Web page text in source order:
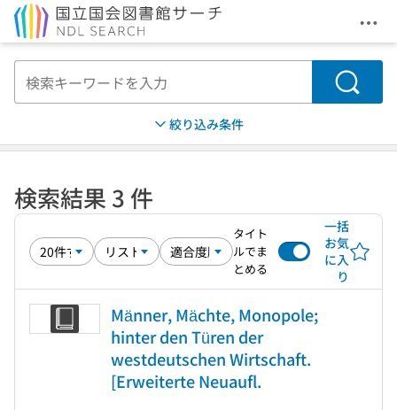
メ
検索
絞り込み条件
検索結果 3 件
タイト
ルでま
とめる
一括
お気
に入
り
Männer, Mächte, Monopole;
hinter den Türen der
westdeutschen Wirtschaft.
[Erweiterte Neuaufl.